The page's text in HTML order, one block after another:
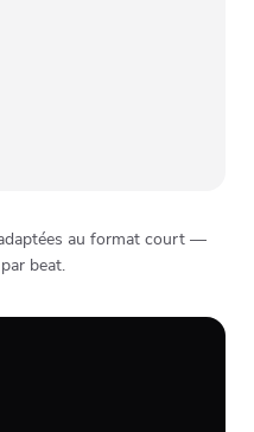
au format court —
beat.